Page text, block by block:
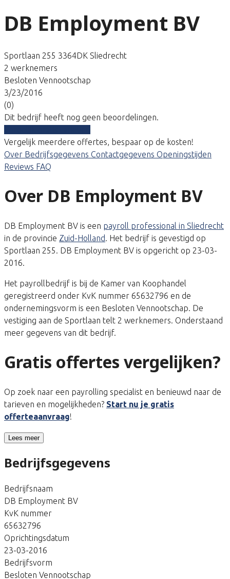
DB Employment BV
Sportlaan 255 3364DK Sliedrecht
2 werknemers
Besloten Vennootschap
3/23/2016
(0)
Dit bedrijf heeft nog geen beoordelingen.
Vergelijk meerdere offertes, bespaar op de kosten!
Over Bedrijfsgegevens Contactgegevens Openingstijden
Reviews FAQ
Over DB Employment BV
DB Employment BV is een payroll professional in Sliedrecht
in de provincie Zuid-Holland. Het bedrijf is gevestigd op
Sportlaan 255. DB Employment BV is opgericht op 23-03-
2016.
Het payrollbedrijf is bij de Kamer van Koophandel
geregistreerd onder KvK nummer 65632796 en de
ondernemingsvorm is een Besloten Vennootschap. De
vestiging aan de Sportlaan telt 2 werknemers. Onderstaand
meer gegevens van dit bedrijf.
Gratis offertes vergelijken?
Op zoek naar een payrolling specialist en benieuwd naar de
tarieven en mogelijkheden? Start nu je gratis
offerteaanvraag!
Lees meer
Bedrijfsgegevens
Bedrijfsnaam
DB Employment BV
KvK nummer
65632796
Oprichtingsdatum
23-03-2016
Bedrijfsvorm
Besloten Vennootschap